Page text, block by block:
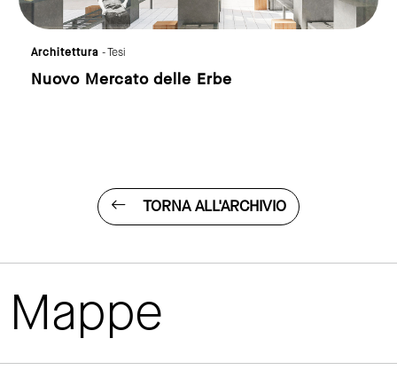
Architettura - Tesi
Nuovo Mercato delle Erbe
TORNA ALL'ARCHIVIO
Mappe